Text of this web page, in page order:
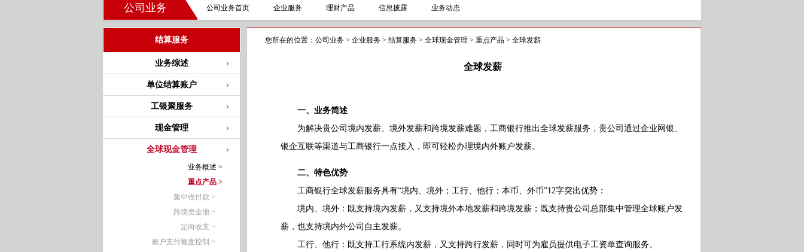
公司业务 公司业务首页 企业服务 理财产品 信息披露 业务动态
结算服务
业务综述
单位结算账户
工银聚服务
现金管理
全球现金管理
业务概述 >
重点产品 >
集中收付款 >
跨境资金池 >
定向收支 >
账户支付额度控制 >
您所在的位置： 公司业务 > 企业服务 > 结算服务 > 全球现金管理 > 重点产品 > 全球发薪
全球发薪
一、业务简述
为解决贵公司境内发薪、境外发薪和跨境发薪难题，工商银行推出全球发薪服务，贵公司通过企业网银、
银企互联等渠道与工商银行一点接入，即可轻松办理境内外账户发薪。
二、特色优势
工商银行全球发薪服务具有“境内、境外；工行、他行；本币、外币”12字突出优势：
境内、境外：既支持境内发薪，又支持境外本地发薪和跨境发薪；既支持贵公司总部集中管理全球账户发
薪，也支持境内外公司自主发薪。
工行、他行：既支持工行系统内发薪，又支持跨行发薪，同时可为雇员提供电子工资单查询服务。